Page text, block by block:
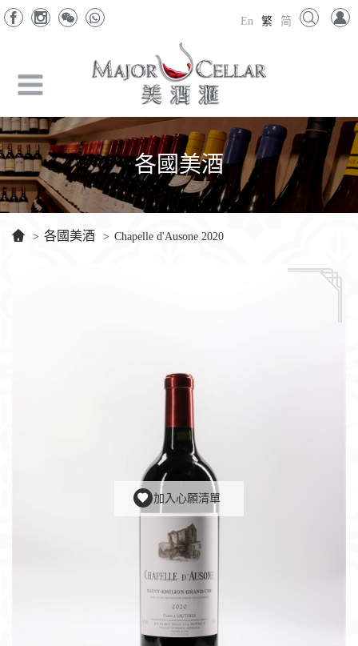
En 繁 简
各國美酒
> 各國美酒 > Chapelle d'Ausone 2020
加入心願清單